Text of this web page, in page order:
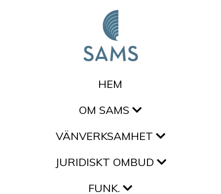
HEM
OM SAMS
VÄNVERKSAMHET
JURIDISKT OMBUD
FUNK.